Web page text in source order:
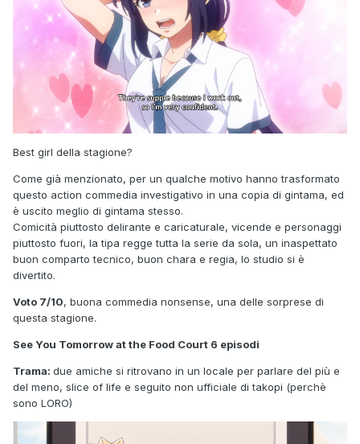
Best girl della stagione?
Come già menzionato, per un qualche motivo hanno trasformato
questo action commedia investigativo in una copia di gintama, ed
è uscito meglio di gintama stesso.
Comicità piuttosto delirante e caricaturale, vicende e personaggi
piuttosto fuori, la tipa regge tutta la serie da sola, un inaspettato
buon comparto tecnico, buon chara e regia, lo studio si è
divertito.
Voto 7/10, buona commedia nonsense, una delle sorprese di
questa stagione.
See You Tomorrow at the Food Court 6 episodi
Trama: due amiche si ritrovano in un locale per parlare del più e
del meno, slice of life e seguito non ufficiale di takopi (perchè
sono LORO)